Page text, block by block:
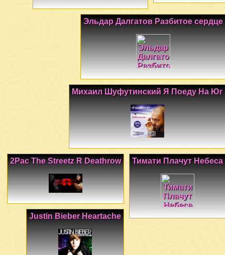
Эльдар Далгатов Разбитое сердце
Михаил Шуфутинский Я Поеду На Юг
Тимати Плачут Небеса
2Pac The Streetz R Deathrow
Justin Bieber Heartache